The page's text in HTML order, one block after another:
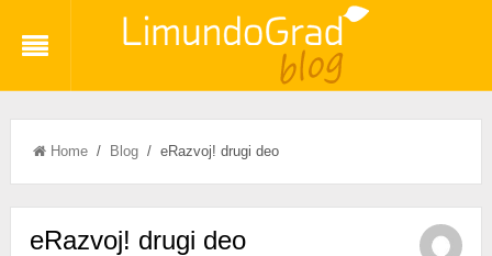
Home/ Blog/ eRazvoj! drugi deo
eRazvoj! drugi deo